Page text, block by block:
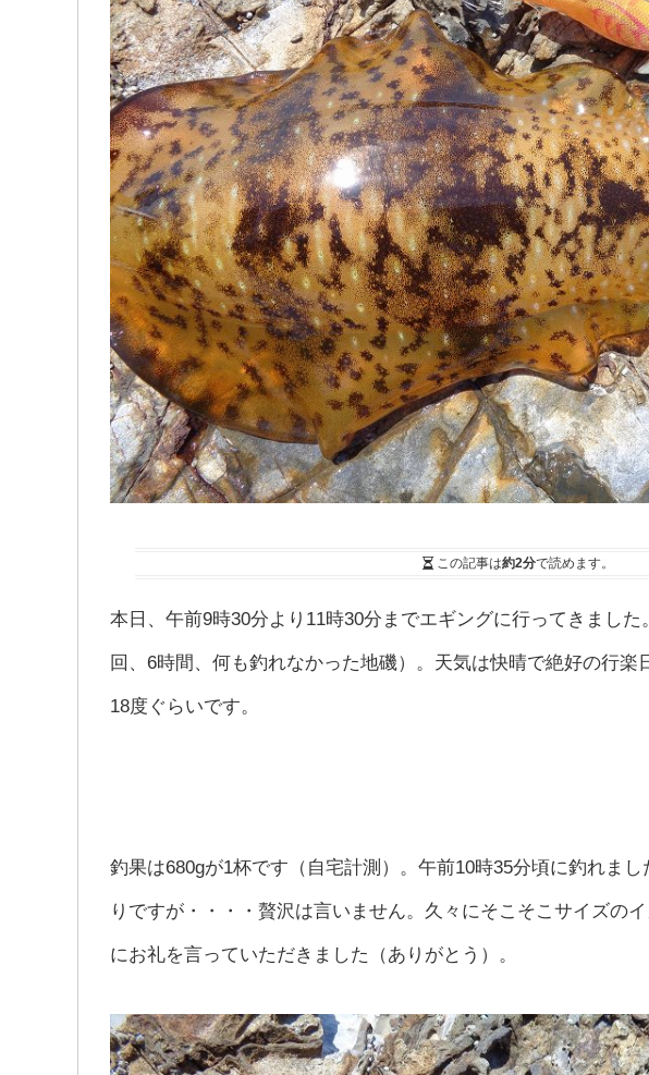
この記事は約2分で読めます。
本日、午前9時30分より11時30分までエギングに行ってきまし
回、6時間、何も釣れなかった地磯）。天気は快晴で絶好の行楽
18度ぐらいです。
釣果は680gが1杯です（自宅計測）。午前10時35分頃に釣れま
りですが・・・・贅沢は言いません。久々にそこそこサイズの
にお礼を言っていただきました（ありがとう）。